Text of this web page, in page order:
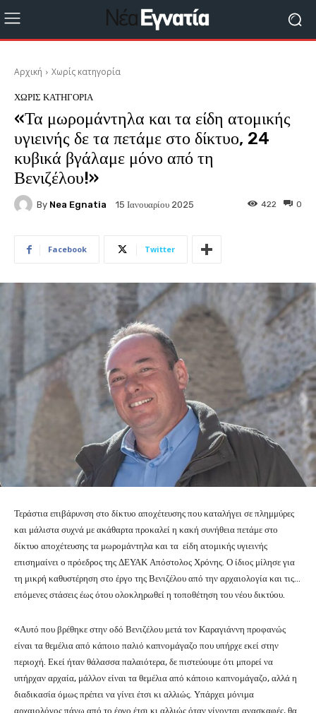
Αρχική Χωρίς κατηγορία
ΧΩΡΊΣ ΚΑΤΗΓΟΡΊΑ
«Τα μωρομάντηλα και τα είδη ατομικής
υγιεινής δε τα πετάμε στο δίκτυο, 24
κυβικά βγάλαμε μόνο από τη
Βενιζέλου!»
By Nea Egnatia 15 Ιανουαρίου 2025 0
422
Facebook Twitter
Τεράστια επιβάρυνση στο δίκτυο αποχέτευσης που καταλήγει σε πλημμύρες
και μάλιστα συχνά με ακάθαρτα προκαλεί η κακή συνήθεια πετάμε στο
δίκτυο αποχέτευσης τα μωρομάντηλα και τα είδη ατομικής υγιεινής
επισημαίνει ο πρόεδρος της ΔΕΥΑΚ Απόστολος Χρόνης. Ο ίδιος μίλησε για
τη μικρή καθυστέρηση στο έργο της Βενιζέλου από την αρχαιολογία και τις…
επόμενες στάσεις έως ότου ολοκληρωθεί η τοποθέτηση του νέου δικτύου.
«Αυτό που βρέθηκε στην οδό Βενιζέλου μετά τον Καραγιάννη προφανώς
είναι τα θεμέλια από κάποιο παλιό καπνομάγαζο που υπήρχε εκεί στην
περιοχή. Εκεί ήταν θάλασσα παλαιότερα, δε πιστεύουμε ότι μπορεί να
υπήρχαν αρχαία, μάλλον είναι τα θεμέλια από κάποιο καπνομάγαζο, αλλά η
διαδικασία όμως πρέπει να γίνει έτσι κι αλλιώς. Υπάρχει μόνιμα
αρχαιολόγος πάνω από το έργο έτσι κι αλλιώς όταν γίνονται ανασκαφές, θα